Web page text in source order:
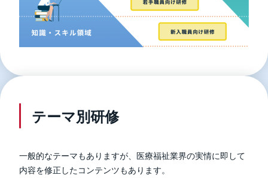
テーマ別研修
一般的なテーマもありますが、医療福祉業界の実情に即して
内容を修正したコンテンツもあります。